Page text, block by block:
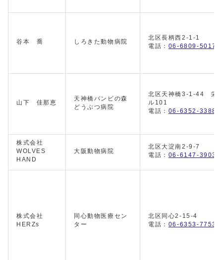
谷本 喬 しろきた動物病院
北区長柄西2-1-1
電話： 06-6809-5017
山下 佳那恵
天神橋バンビの森
どうぶつ病院
北区天神橋3-1-44 栄
ル101
電話： 06-6352-3388
株式会社
WOLVES
HAND
大阪動物病院
北区大淀南2-9-7
電話： 06-6147-3903
株式会社
HERZs
同心動物医療セン
ター
北区同心2-15-4
電話： 06-6353-7753